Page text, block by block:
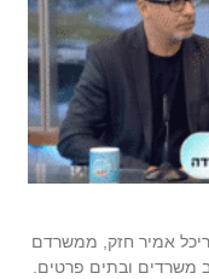
אמיר חזק, ממשרדם
משרדים ובתים פרטים.